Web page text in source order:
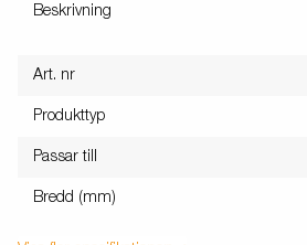
Beskrivning
Art. nr
Produkttyp
Passar till
Bredd (mm)